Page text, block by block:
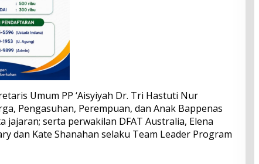
Umum PP ‘Aisyiyah Dr. Tri Hastuti Nur
Pengasuhan, Perempuan, dan Anak Bappenas
jajaran; serta perwakilan DFAT Australia, Elena
dan Kate Shanahan selaku Team Leader Program